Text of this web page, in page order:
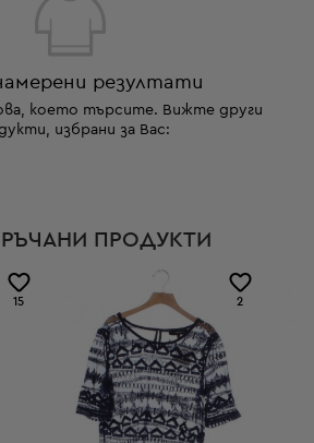
резултати
което търсите. Вижте други
избрани за Вас:
ПРОДУКТИ
15 2